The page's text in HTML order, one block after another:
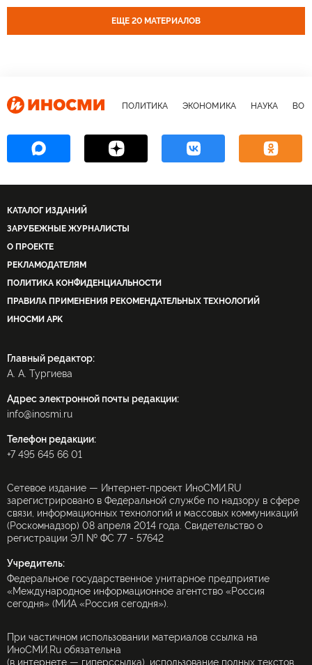
ЕЩЕ 20 МАТЕРИАЛОВ
ПОЛИТИКА ЭКОНОМИКА НАУКА
КАТАЛОГ ИЗДАНИЙ
ЗАРУБЕЖНЫЕ ЖУРНАЛИСТЫ
О ПРОЕКТЕ
РЕКЛАМОДАТЕЛЯМ
ПОЛИТИКА КОНФИДЕНЦИАЛЬНОСТИ
ПРАВИЛА ПРИМЕНЕНИЯ РЕКОМЕНДАТЕЛЬНЫХ ТЕХНОЛОГИЙ
ИНОСМИ APK
Главный редактор:
А. А. Тургиева
Адрес электронной почты редакции:
info@inosmi.ru
Телефон редакции:
+7 495 645 66 01
Сетевое издание — Интернет-проект ИноСМИ.RU
зарегистрировано в Федеральной службе по надзору в сфере
связи, информационных технологий и массовых коммуникаций
(Роскомнадзор) 08 апреля 2014 года. Свидетельство о
регистрации ЭЛ № ФС 77 - 57642
Учредитель:
Федеральное государственное унитарное предприятие
«Международное информационное агентство «Россия
сегодня» (МИА «Россия сегодня»).
При частичном использовании материалов ссылка на
ИноСМИ.Ru обязательна
(в интернете — гиперссылка), использование полных текстов